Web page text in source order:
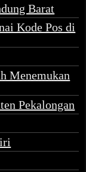
Barat
Kode Pos di
Menemukan
Pekalongan